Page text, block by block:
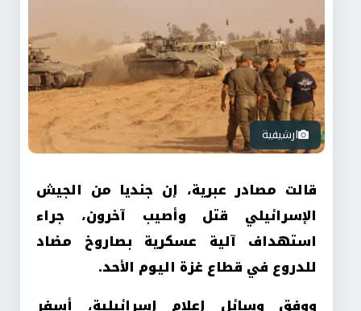
ارشيفية
قالت مصادر عبرية، إن جنديا من الجيش
الإسرائيلي قتل وأصيب آخرون، جراء
استهداف آلية عسكرية بصاروخ مضاد
للدروع في قطاع غزة اليوم الأحد.
ووفق وسائل إعلام إسرائيلية، أسفر